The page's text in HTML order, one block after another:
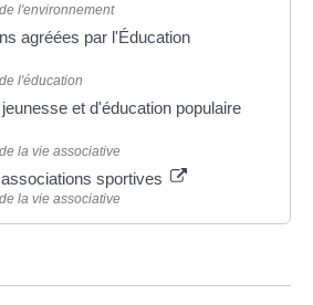
l'environnement
agréées par l'Éducation
l'éducation
et d'éducation populaire
la vie associative
sportives
la vie associative